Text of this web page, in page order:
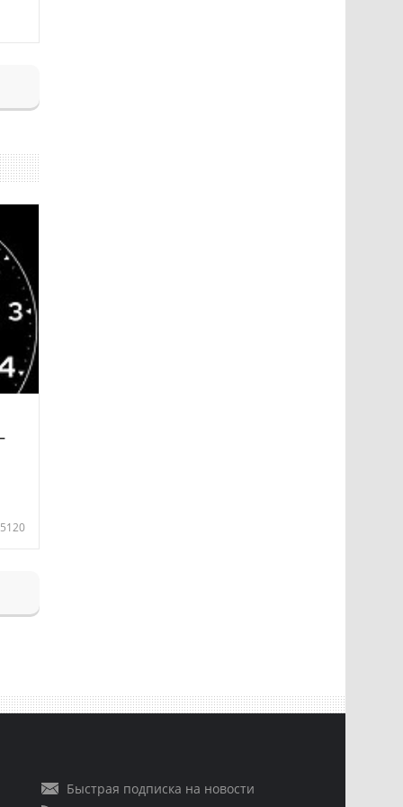
5120
Быстрая подписка на новости